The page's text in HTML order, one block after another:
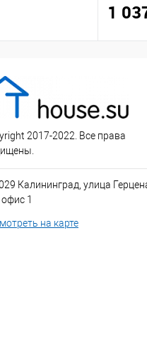
1
2017-2022. Все права
Калининград, улица
1
на карте